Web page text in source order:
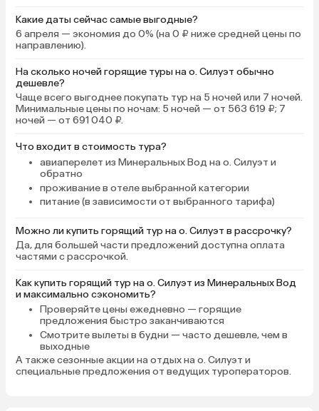
Какие даты сейчас самые выгодные?
6 апреля — экономия до 0% (на 0 ₽ ниже средней цены по
направлению).
На сколько ночей горящие туры на о. Силуэт обычно
дешевле?
Чаще всего выгоднее покупать тур на 5 ночей или 7 ночей.
Минимальные цены по ночам: 5 ночей — от 563 619 ₽; 7
ночей — от 691 040 ₽.
Что входит в стоимость тура?
авиаперелет из Минеральных Вод на о. Силуэт и
обратно
проживание в отеле выбранной категории
питание (в зависимости от выбранного тарифа)
Можно ли купить горящий тур на о. Силуэт в рассрочку?
Да, для большей части предложений доступна оплата
частями с рассрочкой.
Как купить горящий тур на о. Силуэт из Минеральных Вод
и максимально сэкономить?
Проверяйте цены ежедневно — горящие
предложения быстро заканчиваются
Смотрите вылеты в будни — часто дешевле, чем в
выходные
А также сезонные акции на отдых на о. Силуэт и
специальные предложения от ведущих туроператоров.